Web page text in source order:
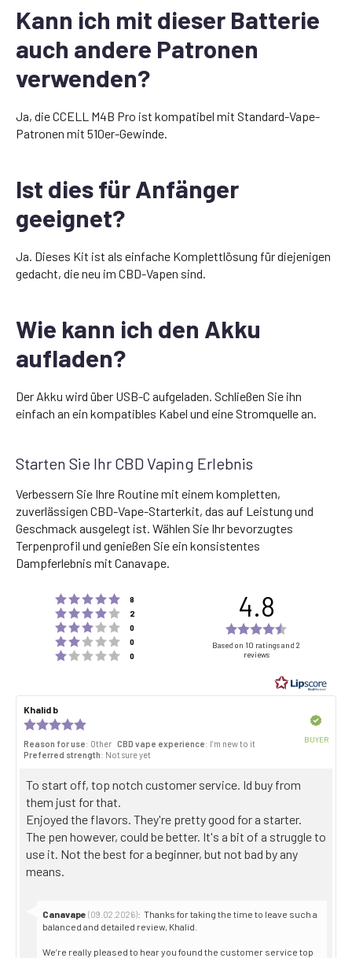
Kann ich mit dieser Batterie
auch andere Patronen
verwenden?
Ja, die CCELL M4B Pro ist kompatibel mit Standard-Vape-
Patronen mit 510er-Gewinde.
Ist dies für Anfänger
geeignet?
Ja. Dieses Kit ist als einfache Komplettlösung für diejenigen
gedacht, die neu im CBD-Vapen sind.
Wie kann ich den Akku
aufladen?
Der Akku wird über USB-C aufgeladen. Schließen Sie ihn
einfach an ein kompatibles Kabel und eine Stromquelle an.
Starten Sie Ihr CBD Vaping Erlebnis
Verbessern Sie Ihre Routine mit einem kompletten,
zuverlässigen CBD-Vape-Starterkit, das auf Leistung und
Geschmack ausgelegt ist. Wählen Sie Ihr bevorzugtes
Terpenprofil und genießen Sie ein konsistentes
Dampferlebnis mit Canavape.
Rating 5 out of 5 stars
8
Rating 4 out of 5 stars
2
Rating 3 out of 5 stars
0
Rating 2 out of 5 stars
0
Rating 1 out of 5 stars
0
4.8
4.8
of
5
stars
Based on 10 ratings and 2
reviews
Review
author:
Khalid b
date:
5.0
out
5
stars
Reason for use: Other CBD vape experience: I’m new to it
Preferred strength: Not sure yet
BUYER
Review
text:
To start off, top notch customer service. Id buy from
them just for that.
Enjoyed the flavors. They're pretty good for a starter.
The pen however, could be better. It's a bit of a struggle to
use it. Not the best for a beginner, but not bad by any
means.
Reply
from:
Canavape (09.02.2026): Thanks for taking the time to leave such a
balanced and detailed review, Khalid.
We’re really pleased to hear you found the customer service top